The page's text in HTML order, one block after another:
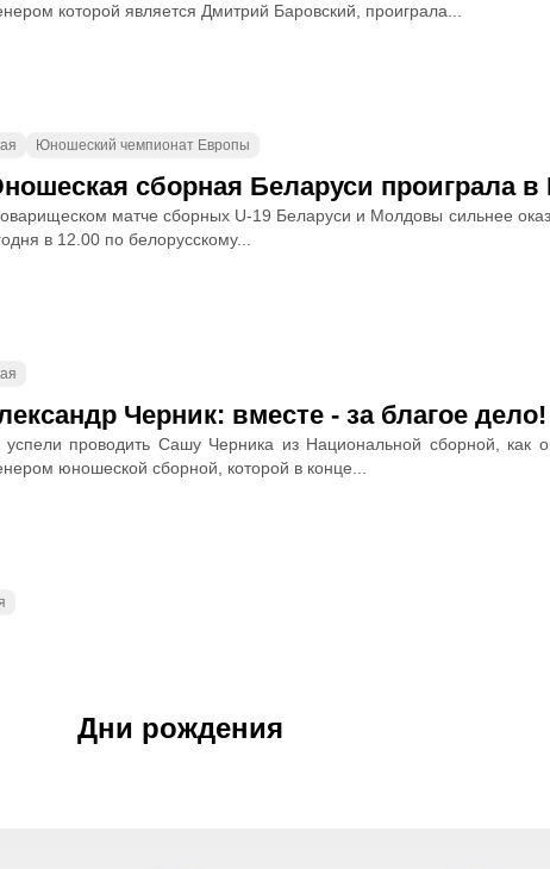
которой является Дмитрий Баровский, проиграла...
Юношеский чемпионат Европы
сборная Беларуси проиграла
матче сборных U-19 Беларуси и Молдовы сильнее
в 12.00 по белорусскому...
Черник: вместе - за благое дело!
проводить Сашу Черника из Национальной сборной, как
юношеской сборной, которой в конце...
Дни рождения